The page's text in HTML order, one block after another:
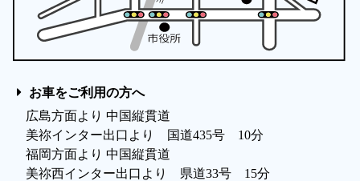
お車をご利用の方へ
広島方面より 中国縦貫道
美祢インター出口より 国道435号 10分
福岡方面より 中国縦貫道
美祢西インター出口より 県道33号 15分